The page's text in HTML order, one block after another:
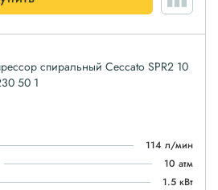
спиральный Ceccato SPR2 10
50 1
114 л/мин
10 атм
1.5 кВт